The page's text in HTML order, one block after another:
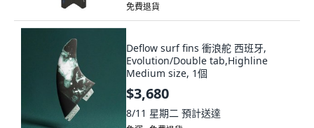
免費退貨
Deflow surf fins 衝浪舵 西班牙,
Evolution/Double tab,Highline
Medium size, 1個
$3,680
8/11 星期二 預計送達